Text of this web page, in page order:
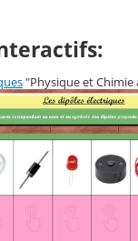
"Physique et Chimie